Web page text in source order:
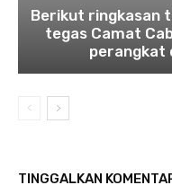
Berikut ringkasan
tegas Camat
perangkat
TINGGALKAN